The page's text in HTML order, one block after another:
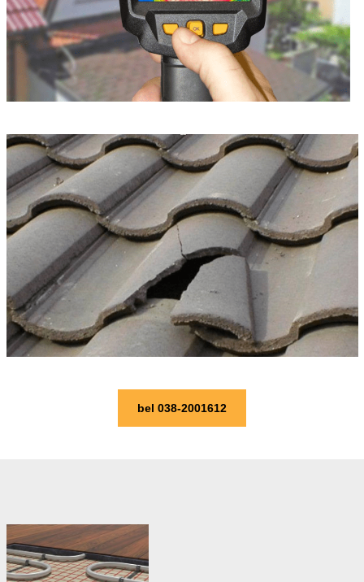
bel 038-2001612